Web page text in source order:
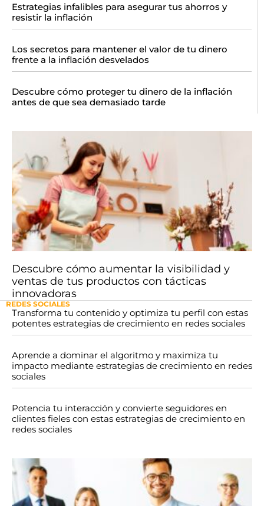
Estrategias infalibles para asegurar tus ahorros y
resistir la inflación
Los secretos para mantener el valor de tu dinero
frente a la inflación desvelados
Descubre cómo proteger tu dinero de la inflación
antes de que sea demasiado tarde
Descubre cómo aumentar la visibilidad y
ventas de tus productos con tácticas
innovadoras
REDES SOCIALES
Transforma tu contenido y optimiza tu perfil con estas
potentes estrategias de crecimiento en redes sociales
Aprende a dominar el algoritmo y maximiza tu
impacto mediante estrategias de crecimiento en redes
sociales
Potencia tu interacción y convierte seguidores en
clientes fieles con estas estrategias de crecimiento en
redes sociales